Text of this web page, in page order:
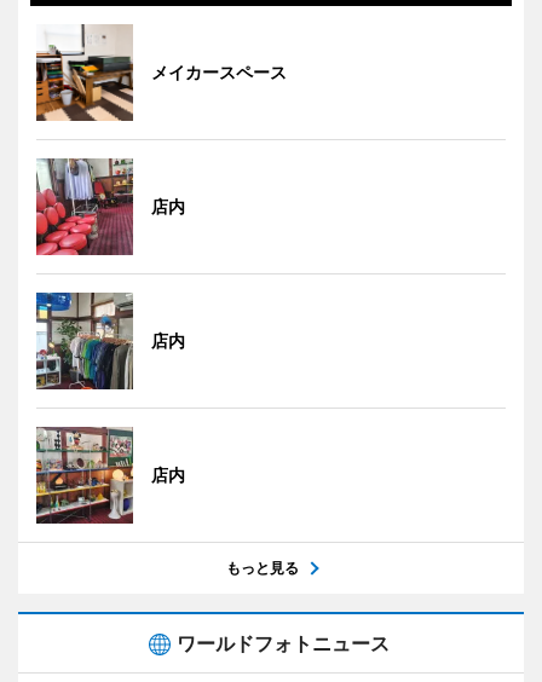
メイカースペース
店内
店内
店内
もっと見る
ワールドフォトニュース